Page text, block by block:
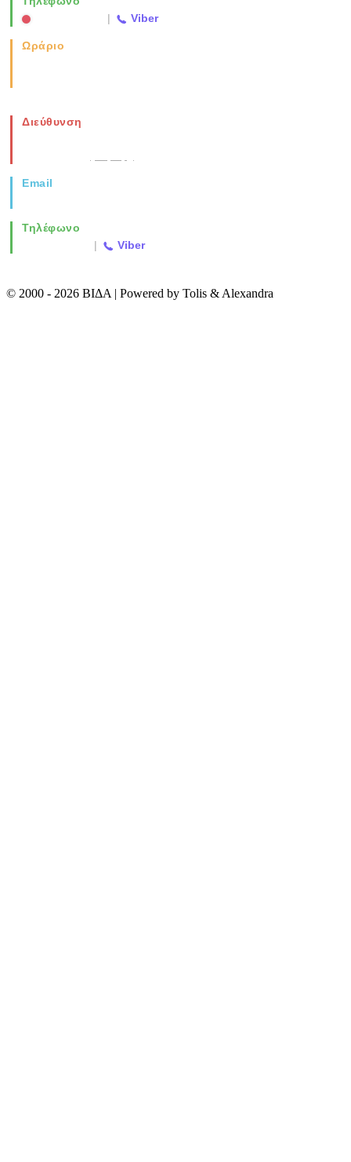
| Viber
Ωράριο
Διεύθυνση
Email
Τηλέφωνο
| Viber
© 2000 - 2026 ΒΙΔΑ | Powered by Tolis & Alexandra